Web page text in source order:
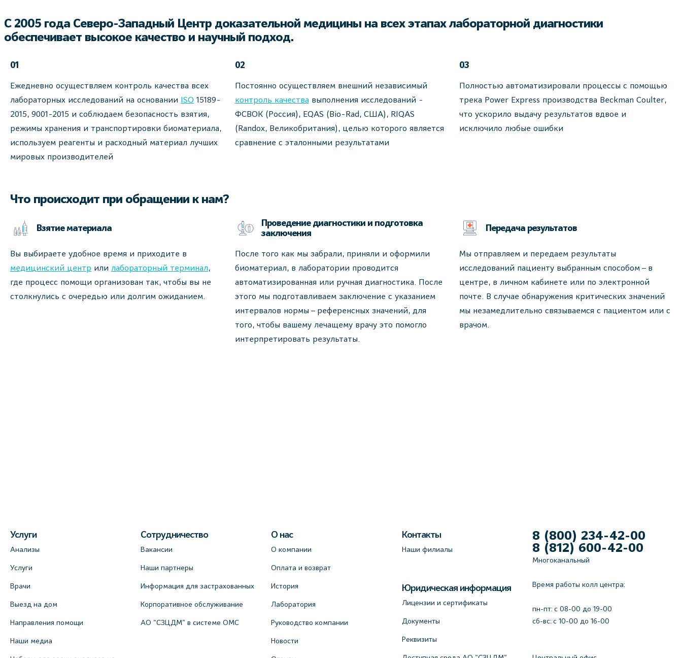
С 2005 года Северо-Западный Центр доказательной медицины на всех этапах лабораторной диагностики
обеспечивает высокое качество и научный подход.
01
Ежедневно осуществляем контроль качества всех
лабораторных исследований на основании ISO 15189-
2015, 9001-2015 и соблюдаем безопасность взятия,
режимы хранения и транспортировки биоматериала,
используем реагенты и расходный материал лучших
мировых производителей
02
Постоянно осуществляем внешний независимый
контроль качества выполнения исследований -
ФСВОК (Россия), EQAS (Bio-Rad, США), RIQAS
(Randox, Великобритания), целью которого является
сравнение с эталонными результатами
03
Полностью автоматизировали процессы с помощью
трека Power Express производства Beckman Coulter,
что ускорило выдачу результатов вдвое и
исключило любые ошибки
Что происходит при обращении к нам?
Взятие материала
Вы выбираете удобное время и приходите в
медицинский центр или лабораторный терминал,
где процесс помощи организован так, чтобы вы не
столкнулись с очередью или долгим ожиданием.
Проведение диагностики и подготовка
заключения
После того как мы забрали, приняли и оформили
биоматериал, в лаборатории проводится
автоматизированная или ручная диагностика. После
этого мы подготавливаем заключение с указанием
интервалов нормы – референсных значений, для
того, чтобы вашему лечащему врачу это помогло
интерпретировать результаты.
Передача результатов
Мы отправляем и передаем результаты
исследований пациенту выбранным способом – в
центре, в личном кабинете или по электронной
почте. В случае обнаружения критических значений
мы незамедлительно связываемся с пациентом или с
врачом.
Услуги
Анализы
Услуги
Врачи
Выезд на дом
Направления помощи
Наши медиа
Сотрудничество
Вакансии
Наши партнеры
Информация для застрахованных
Корпоративное обслуживание
АО "СЗЦДМ" в системе ОМС
О нас
О компании
Оплата и возврат
История
Лаборатория
Руководство компании
Новости
Контакты
Наши филиалы
Юридическая информация
Лицензии и сертификаты
Документы
Реквизиты
8 (800) 234-42-00
8 (812) 600-42-00
Многоканальный
Время работы колл центра:
пн-пт: c 08-00 до 19-00
сб-вс: с 10-00 до 16-00